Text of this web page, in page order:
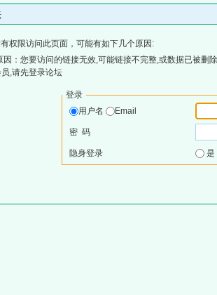
权限访问此页面，可能有如下几个原因:
因：您要访问的链接无效,可能链接不完整,或数据已被删
,请先登录论坛
登录
用户名
Email
密 码
隐身登录